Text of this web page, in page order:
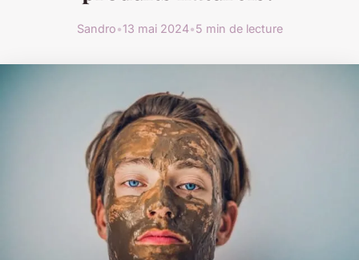
Sandro•13 mai 2024•5 min de lecture